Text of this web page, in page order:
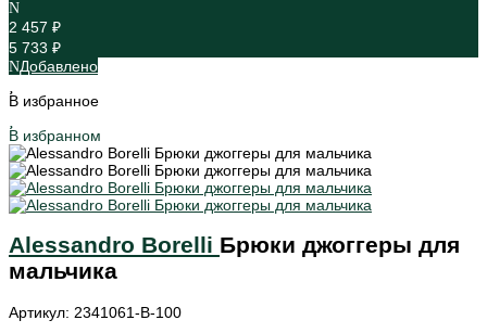
2 457 ₽
5 733 ₽
Добавлено
В избранное
В избранном
Alessandro Borelli Брюки джоггеры для
мальчика
Артикул: 2341061-B-100